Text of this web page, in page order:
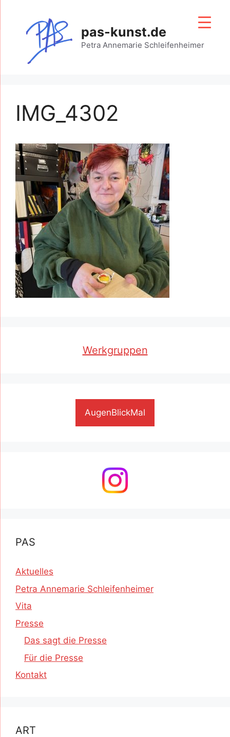
springen
pas-kunst.de
Petra Annemarie Schleifenheimer
IMG_4302
Werkgruppen
AugenBlickMal
PAS
Aktuelles
Petra Annemarie Schleifenheimer
Vita
Presse
Das sagt die Presse
Für die Presse
Kontakt
ART